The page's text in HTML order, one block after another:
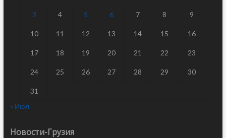
3 4 5 6 7 8 9
10 11 12 13 14 15 16
17 18 19 20 21 22 23
24 25 26 27 28 29 30
31
« Июл
Новости-Грузия